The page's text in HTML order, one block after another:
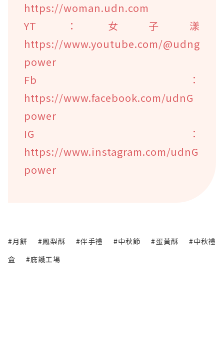
https://woman.udn.com
YT：女子漾
https://www.youtube.com/@udng
power
Fb：
https://www.facebook.com/udnG
power
IG：
https://www.instagram.com/udnG
power
#月餅 #鳳梨酥 #伴手禮 #中秋節 #蛋黃酥
#中秋禮
盒
#庇護工場